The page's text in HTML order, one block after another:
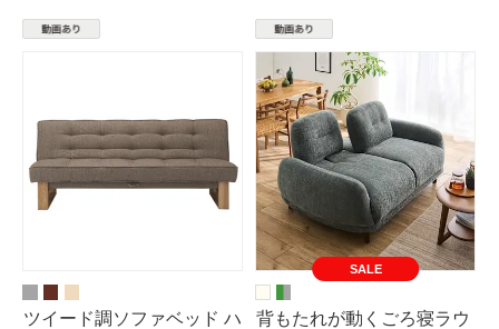
ツイード調ソファベッド ハ
SALE
背もたれが動くごろ寝ラウ